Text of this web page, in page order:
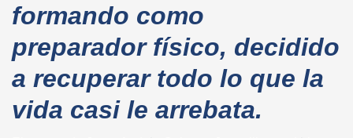
formando como
preparador físico, decidido
a recuperar todo lo que la
vida casi le arrebata.